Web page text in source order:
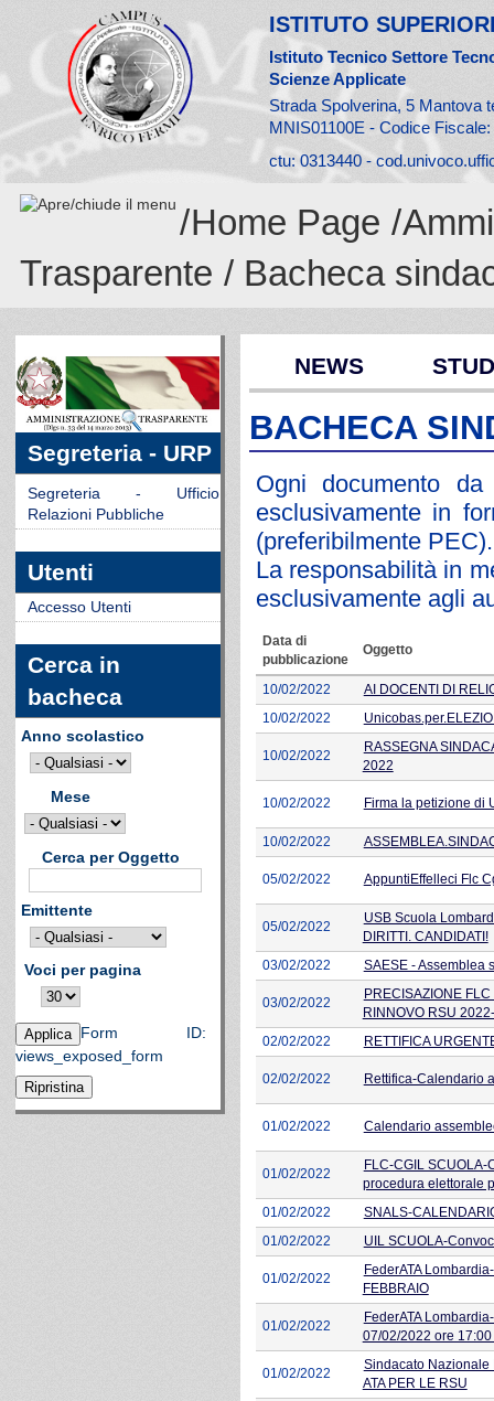
ISTITUTO
Istituto Tecnico Settore
Scienze Applicate
Strada Spolverina, 5 Mantova
MNIS01100E - Codice
ctu: 0313440 -
/Home Page /
Trasparente / Bacheca
Segreteria - URP
Segreteria - Ufficio
Relazioni Pubbliche
Utenti
Accesso Utenti
Cerca in
bacheca
Anno scolastico
Mese
Cerca per Oggetto
Emittente
Voci per pagina
Form ID:
views_exposed_form
NEWS
BACHECA
Ogni documento
esclusivamente in
(preferibilmente PEC).
La responsabilità in
esclusivamente agli
Data di
pubblicazione
Oggetto
10/02/2022
AI DOCENTI DI
10/02/2022
10/02/2022
RASSEGNA
2022
10/02/2022 Firma la petizione di
10/02/2022
05/02/2022 AppuntiEffelleci Flc
05/02/2022
USB Scuola
DIRITTI. CANDIDATI!
03/02/2022
SAESE - Assemblea
03/02/2022
PRECISAZIONE
RINNOVO RSU
02/02/2022
RETTIFICA
02/02/2022 Rettifica-Calendario
01/02/2022 Calendario
01/02/2022
FLC-CGIL
procedura elettorale
01/02/2022
SNALS-
01/02/2022
UIL SCUOLA-
01/02/2022
FederATA
FEBBRAIO
01/02/2022
FederATA
07/02/2022 ore
01/02/2022
Sindacato Nazionale
ATA PER LE RSU